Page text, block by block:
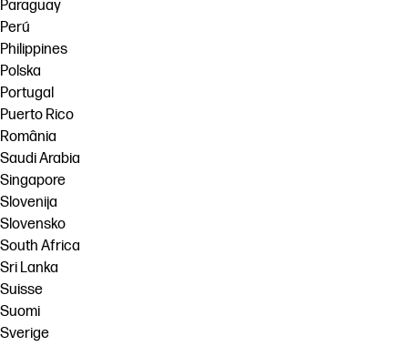
Paraguay
Perú
Philippines
Polska
Portugal
Puerto Rico
România
Saudi Arabia
Singapore
Slovenija
Slovensko
South Africa
Sri Lanka
Suisse
Suomi
Sverige